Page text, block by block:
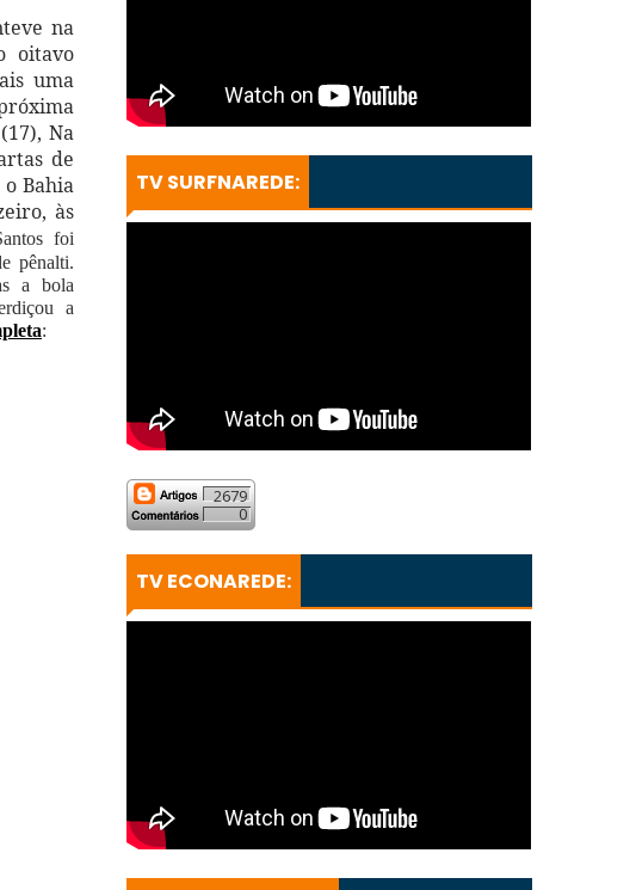
na
oitavo
uma
Na
de
Bahia
às
foi
pênalti.
a bola
a
:
TV SURFNAREDE:
2679
0
TV ECONAREDE: